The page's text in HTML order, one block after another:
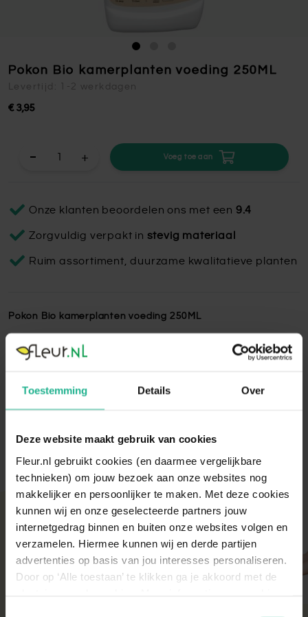
Toestemming Details Over
Deze website maakt gebruik van cookies
Fleur.nl gebruikt cookies (en daarmee vergelijkbare
technieken) om jouw bezoek aan onze websites nog
makkelijker en persoonlijker te maken. Met deze cookies
kunnen wij en onze geselecteerde partners jouw
internetgedrag binnen en buiten onze websites volgen en
verzamelen. Hiermee kunnen wij en derde partijen
advertenties op basis van jou interesses personaliseren.
Door op ‘Alle toestaan’ te klikken ga je akkoord met de
Pokon Bio kamerplanten voeding 250ML
Levertijd: 1-2 werkdagen
€ 3,95
+ Voeg toe aan
Onze klanten beoordelen ons met een 9.4
Zorgvuldig verpakt in stevig materiaal
Ruim assortiment, duurzame kwalitatieve planten
Pokon Bio kamerplanten voeding 250ML
Pokon bio Kamerplanten voeding is de ultieme kwaliteit
voeding die jouw plant helemaal zal laten stralen door de
Met aandacht verpakt
Onze kamer- en tuinplanten komen elke ochtend
direct van de kweker binnen. Verser kan niet!
Zodra de planten bij ons binnen zijn, vindt er altijd
een kwaliteitscontrole en strenge keuring plaats.